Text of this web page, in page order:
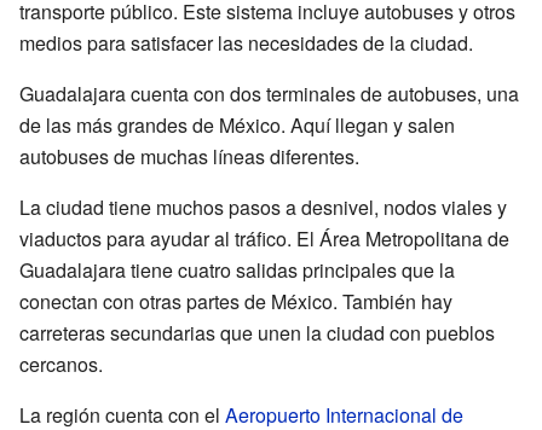
transporte público. Este sistema incluye autobuses y otros
medios para satisfacer las necesidades de la ciudad.
Guadalajara cuenta con dos terminales de autobuses, una
de las más grandes de México. Aquí llegan y salen
autobuses de muchas líneas diferentes.
La ciudad tiene muchos pasos a desnivel, nodos viales y
viaductos para ayudar al tráfico. El Área Metropolitana de
Guadalajara tiene cuatro salidas principales que la
conectan con otras partes de México. También hay
carreteras secundarias que unen la ciudad con pueblos
cercanos.
La región cuenta con el Aeropuerto Internacional de